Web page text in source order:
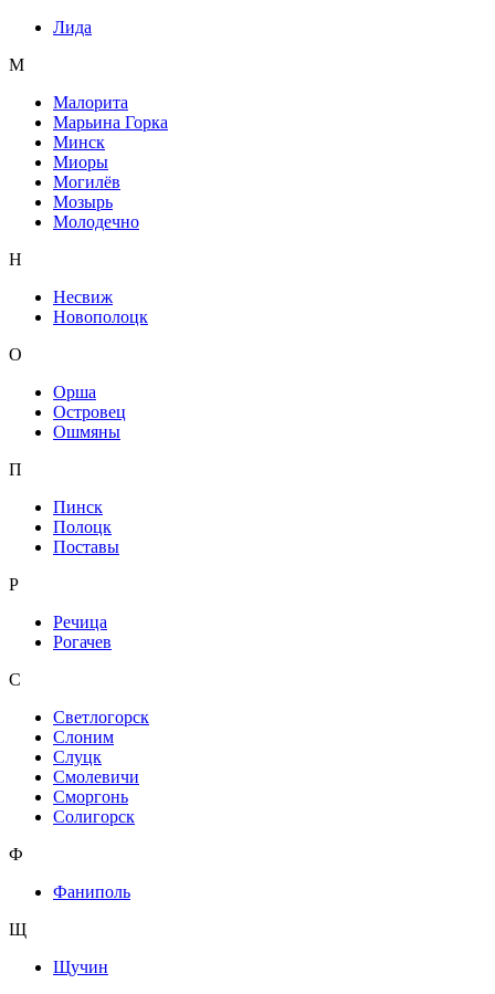
Лида
М
Малорита
Марьина Горка
Минск
Миоры
Могилёв
Мозырь
Молодечно
Н
Несвиж
Новополоцк
О
Орша
Островец
Ошмяны
П
Пинск
Полоцк
Поставы
Р
Речица
Рогачев
С
Светлогорск
Слоним
Слуцк
Смолевичи
Сморгонь
Солигорск
Ф
Фаниполь
Щ
Щучин